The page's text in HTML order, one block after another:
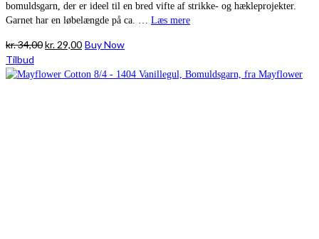
bomuldsgarn, der er ideel til en bred vifte af strikke- og hækleprojekter.
Garnet har en løbelængde på ca. … Læs mere
kr.34,00Den
pris
kr. 29,00Den
pris
Buy Now
Tilbud